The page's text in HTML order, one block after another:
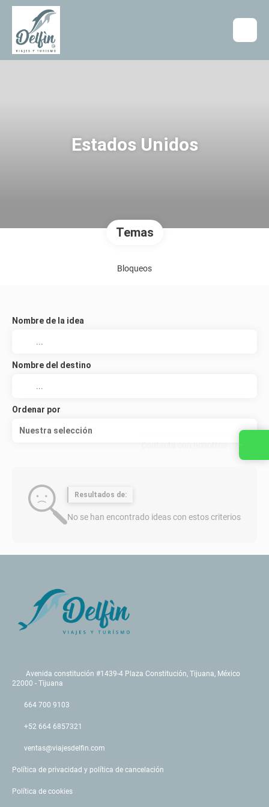
Estados Unidos
Temas
Bloqueos
Nombre de la idea
Nombre del destino
Ordenar por
Nuestra selección
Resultados de:
No se han encontrado ideas con estos criterios
Avenida constitución #1439-4 Plaza Constitución, Tijuana, México
22000 - Tijuana
664 700 9103
+52 664 6857321
ventas@viajesdelfin.com
Política de privacidad y política de cancelación
Política de cookies